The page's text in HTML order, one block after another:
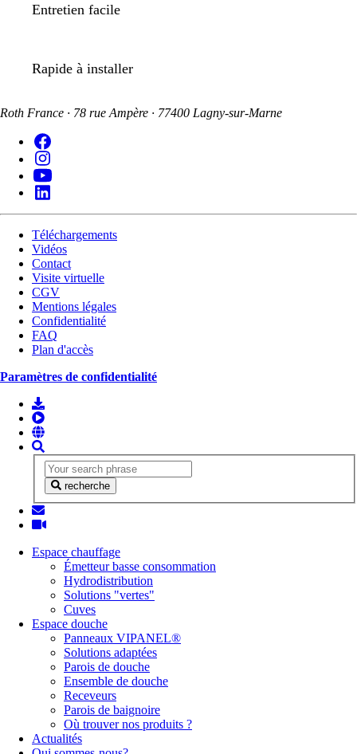
Entretien facile
Rapide à installer
Roth France · 78 rue Ampère · 77400 Lagny-sur-Marne
Téléchargements
Vidéos
Contact
Visite virtuelle
CGV
Mentions légales
Confidentialité
FAQ
Plan d'accès
Paramètres de confidentialité
recherche
Espace chauffage
Émetteur basse consommation
Hydrodistribution
Solutions "vertes"
Cuves
Espace douche
Panneaux VIPANEL®
Solutions adaptées
Parois de douche
Ensemble de douche
Receveurs
Parois de baignoire
Où trouver nos produits ?
Actualités